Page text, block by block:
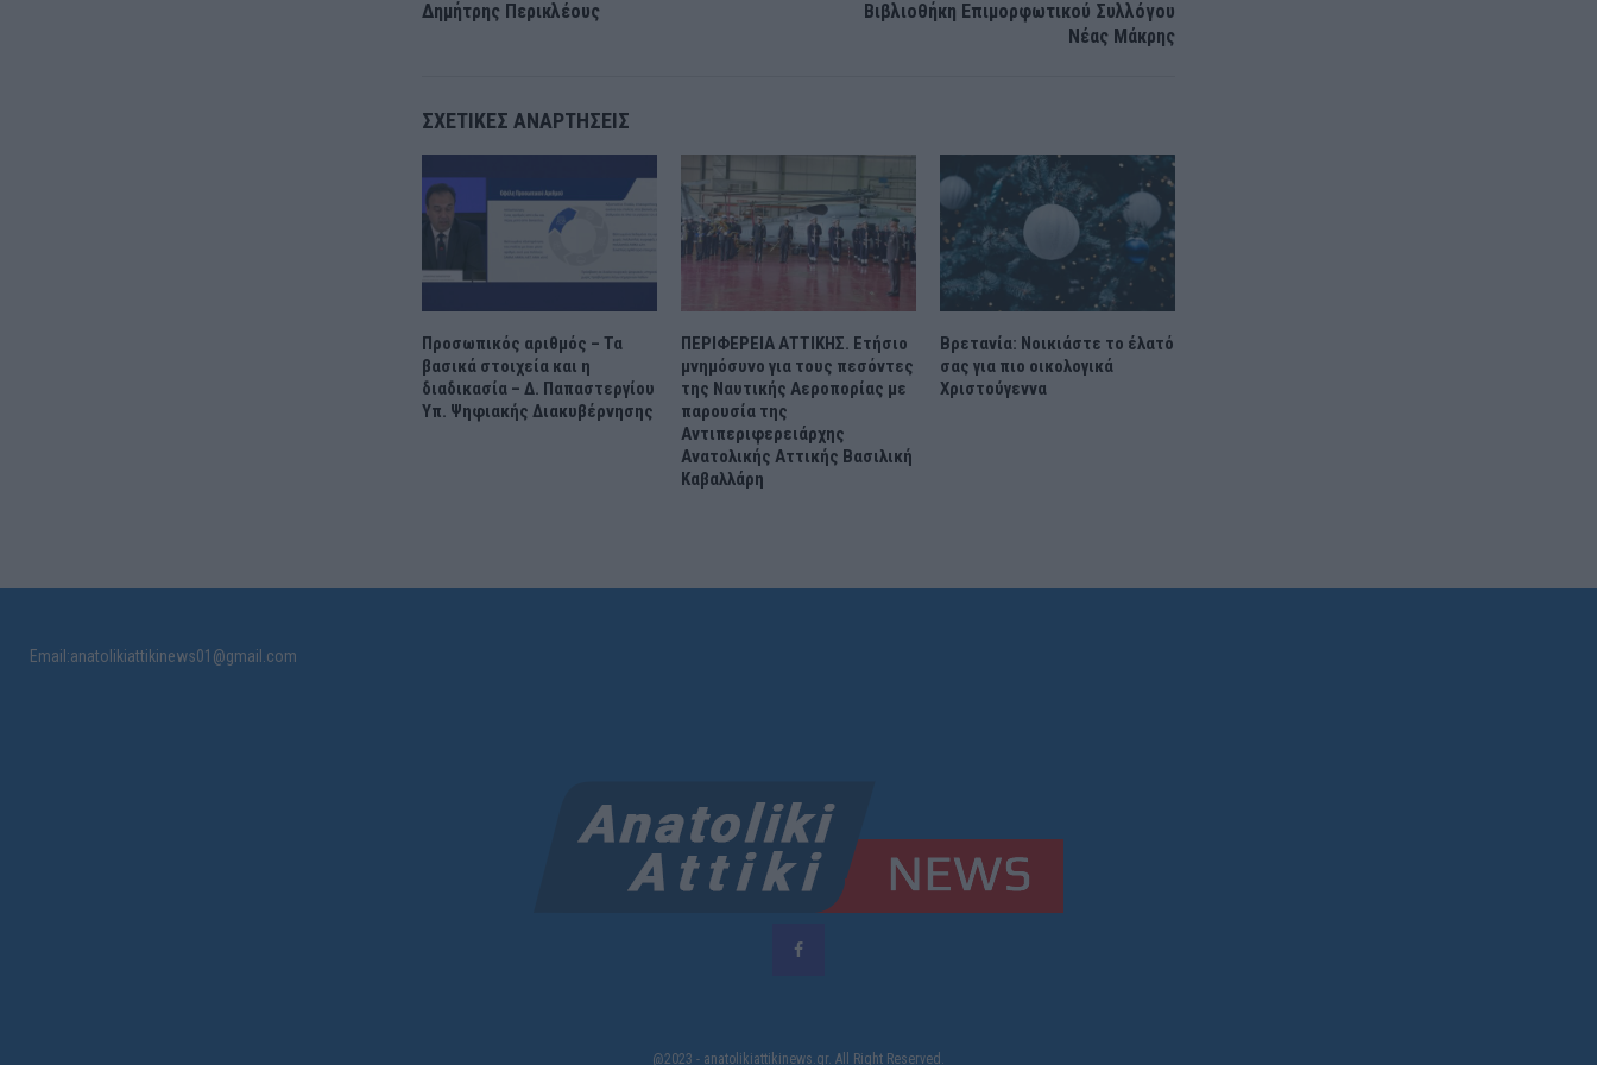
Δημήτρης Περικλέους
Βιβλιοθήκη Επιμορφωτικού Συλλόγου
Νέας Μάκρης
ΣΧΕΤΙΚΈΣ ΑΝΑΡΤΉΣΕΙΣ
Προσωπικός αριθμός – Τα
βασικά στοιχεία και η
διαδικασία – Δ. Παπαστεργίου
Υπ. Ψηφιακής Διακυβέρνησης
ΠΕΡΙΦΕΡΕΙΑ ΑΤΤΙΚΗΣ. Ετήσιο
μνημόσυνο για τους πεσόντες
της Ναυτικής Αεροπορίας με
παρουσία της
Αντιπεριφερειάρχης
Ανατολικής Αττικής Βασιλική
Καβαλλάρη
Βρετανία: Νοικιάστε το έλατό
σας για πιο οικολογικά
Χριστούγεννα
Email:anatolikiattikinews01@gmail.com
@2023 - anatolikiattikinews.gr. All Right Reserved.